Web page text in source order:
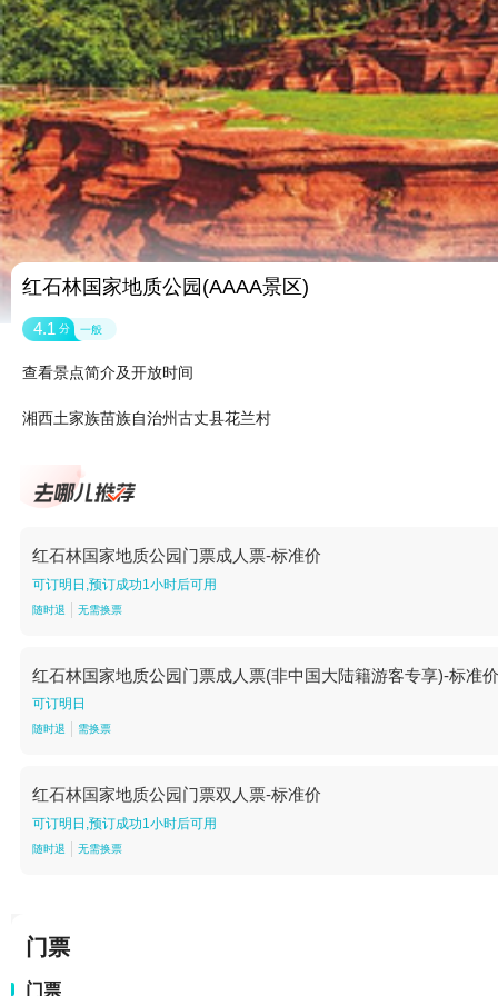
红石林国家地质公园(AAAA景区)
4.1 分 一般
查看景点简介及开放时间
湘西土家族苗族自治州古丈县花兰村
红石林国家地质公园门票成人票-标准价
可订明日,预订成功1小时后可用
随时退 无需换票
红石林国家地质公园门票成人票(非中国大陆籍游客专享)-标准价
可订明日
随时退 需换票
红石林国家地质公园门票双人票-标准价
可订明日,预订成功1小时后可用
随时退 无需换票
门票
门票